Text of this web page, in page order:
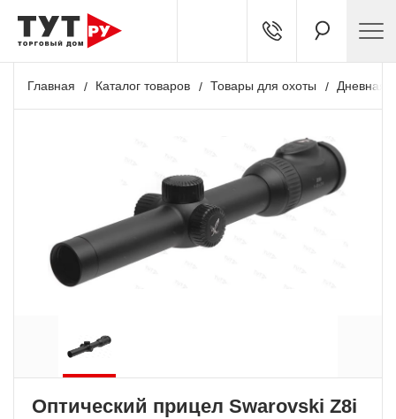
Главная Каталог товаров Товары для охоты Дневная
Оптический прицел Swarovski Z8i